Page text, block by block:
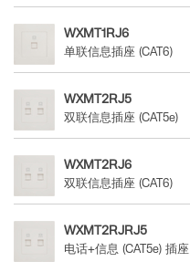
WXMT1RJ6
单联信息插座 (CAT6)
WXMT2RJ5
双联信息插座 (CAT5e)
WXMT2RJ6
双联信息插座 (CAT6)
WXMT2RJRJ5
电话+信息 (CAT5e) 插座